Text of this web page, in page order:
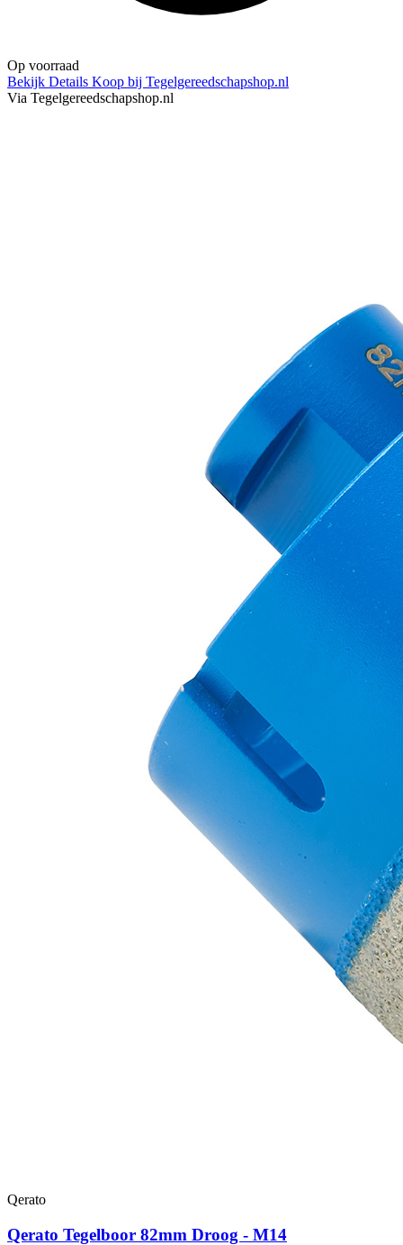
Op voorraad
Bekijk Details Koop bij Tegelgereedschapshop.nl
Via Tegelgereedschapshop.nl
Qerato
Qerato Tegelboor 82mm Droog - M14